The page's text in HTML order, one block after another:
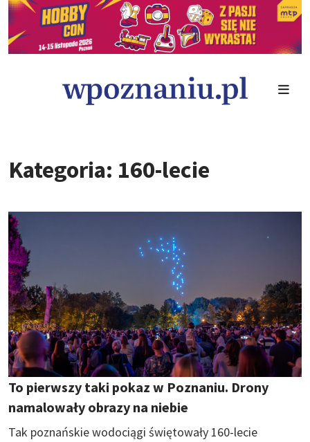
Kategoria: 160-lecie
To pierwszy taki pokaz w Poznaniu. Drony
namalowały obrazy na niebie
Tak poznańskie wodociągi świętowały 160-lecie